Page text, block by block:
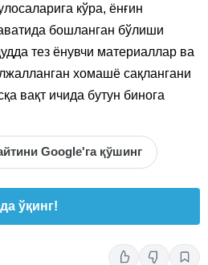
кўра, ёнғин
бошланган бўлиши
тез ёнувчи материаллар ва
хомашё сақлангани
вақт ичида бутун бинога
Google'га қўшинг
ўқинг!